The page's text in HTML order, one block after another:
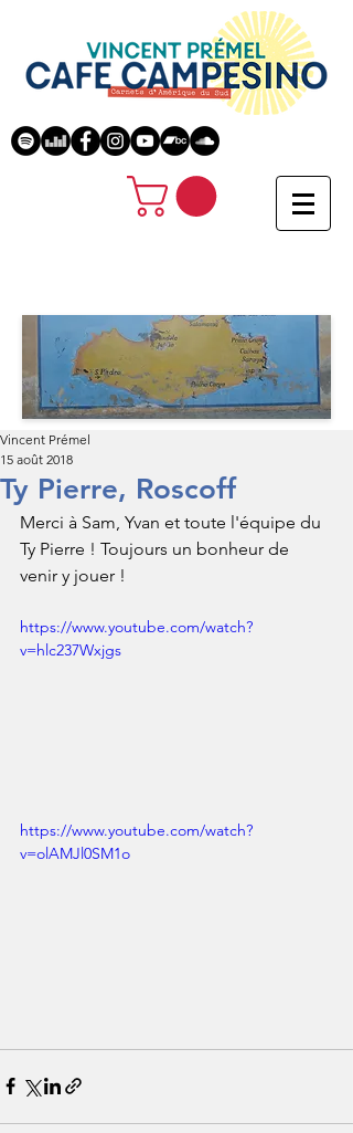
Ty Pierre, Roscoff
Vincent Prémel
15 août 2018
Merci à Sam, Yvan et toute l'équipe du
Ty Pierre ! Toujours un bonheur de
venir y jouer !
https://www.youtube.com/watch?
v=hlc237Wxjgs
https://www.youtube.com/watch?
v=olAMJl0SM1o